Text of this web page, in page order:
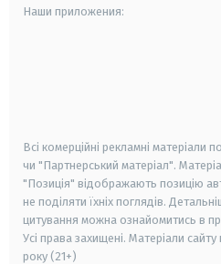
Наши приложения:
Всі комерційні рекламні матеріали
чи "Партнерський матеріал".
"Позиція" відображають позицію
не поділяти їхніх поглядів.
цитування можна ознайомитись в
Усі права захищені. Матеріали сайту
року (21+)